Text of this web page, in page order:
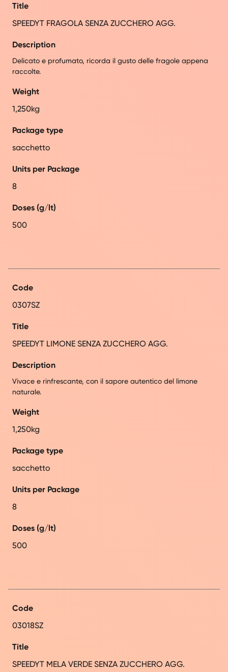
Title
SPEEDYT FRAGOLA SENZA ZUCCHERO AGG.
Description
Delicato e profumato, ricorda il gusto delle fragole appena
raccolte.
Weight
1,250kg
Package type
sacchetto
Units per Package
8
Doses (g/lt)
500
Code
0307SZ
Title
SPEEDYT LIMONE SENZA ZUCCHERO AGG.
Description
Vivace e rinfrescante, con il sapore autentico del limone
naturale.
Weight
1,250kg
Package type
sacchetto
Units per Package
8
Doses (g/lt)
500
Code
03018SZ
Title
SPEEDYT MELA VERDE SENZA ZUCCHERO AGG.